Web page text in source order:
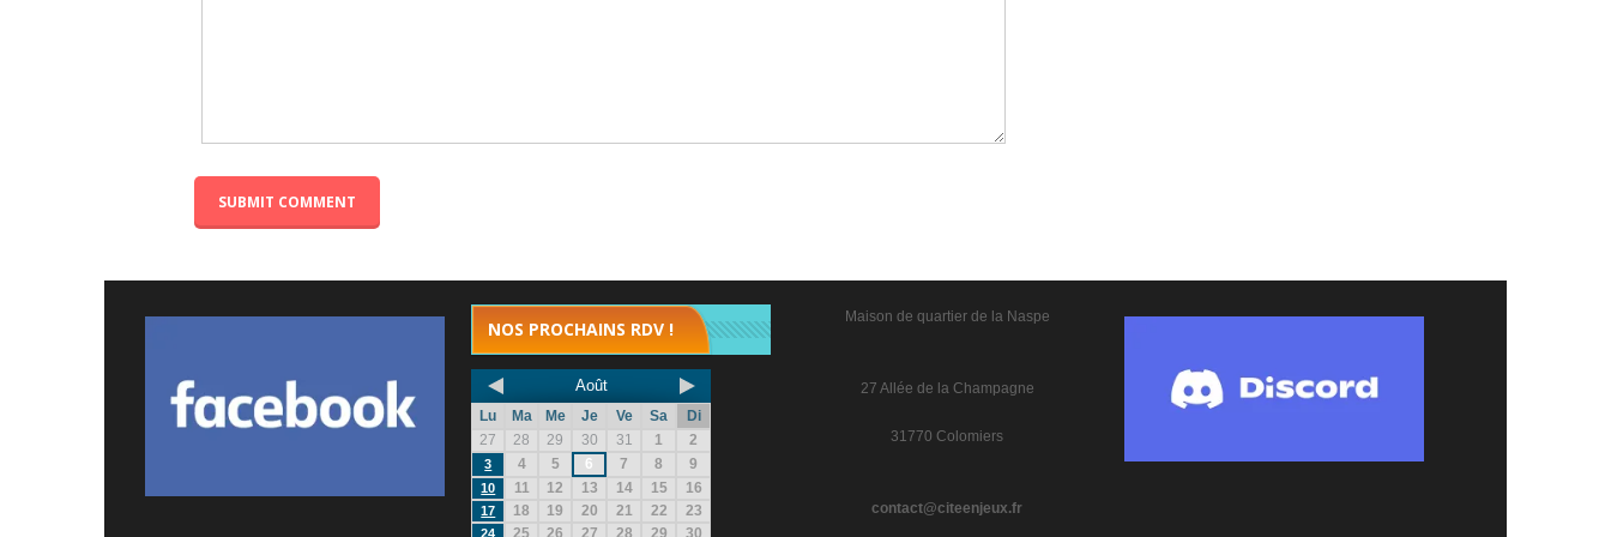
NOS PROCHAINS RDV !
Août
Lu Ma Me Je Ve Sa
Di
27
28 29 30 31 1 2
3 4 5 6 7 8 9
10 11 12 13 14 15 16
17 18 19 20 21 22 23
24
Maison de quartier de la Naspe
27 Allée de la Champagne
31770 Colomiers
contact@citeenjeux.fr